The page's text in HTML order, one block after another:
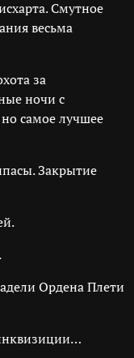
Смутное
весьма
за
ночи с
самое лучшее
Закрытие
Ордена Плети